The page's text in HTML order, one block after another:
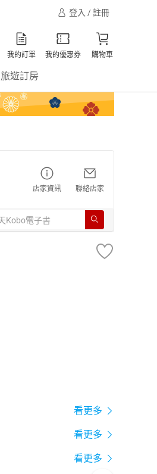
登入 / 註冊
我的訂單 我的優惠券 購物車
旅遊訂房
店家資訊 聯絡店家
看更多
看更多
看更多